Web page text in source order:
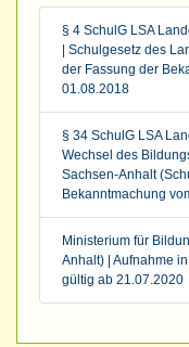
§ 4 SchulG LSA
| Schulgesetz des
der Fassung der
01.08.2018
§ 34 SchulG LSA
Wechsel des
Sachsen-Anhalt
Bekanntmachung
Ministerium für
Anhalt) | Aufnahme
gültig ab 21.07.2020